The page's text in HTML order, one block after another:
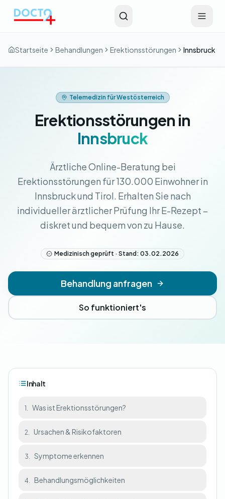
Startseite Behandlungen Erektionsstörungen Innsbruck
Telemedizin für Westösterreich
Erektionsstörungen in
Innsbruck
Ärztliche Online-Beratung bei
Erektionsstörungen für 130.000 Einwohner in
Innsbruck und Tirol. Erhalten Sie nach
individueller ärztlicher Prüfung Ihr E-Rezept –
diskret und bequem von zu Hause.
Medizinisch geprüft · Stand: 03.02.2026
Behandlung anfragen
So funktioniert's
Inhalt
1. Was ist Erektionsstörungen?
2. Ursachen & Risikofaktoren
3. Symptome erkennen
4. Behandlungsmöglichkeiten